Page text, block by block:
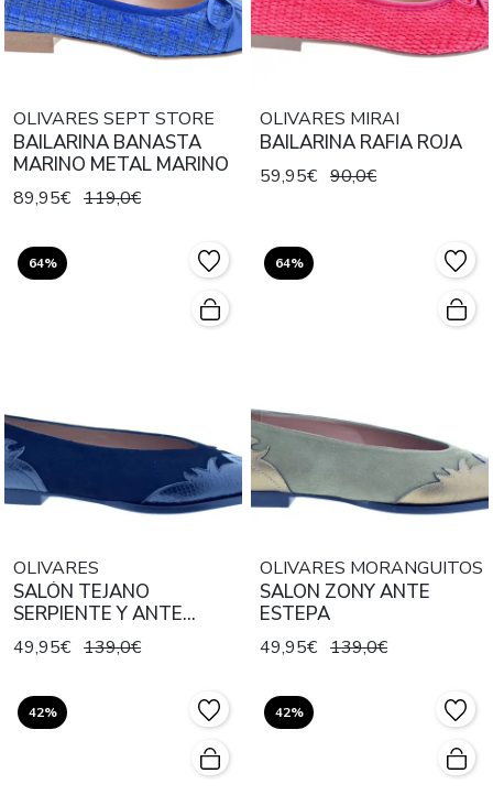
OLIVARES SEPT STORE
BAILARINA BANASTA
MARINO METAL MARINO
89,95€ 119,0€
OLIVARES MIRAI
BAILARINA RAFIA ROJA
59,95€ 90,0€
64%
OLIVARES
SALÓN TEJANO
SERPIENTE Y ANTE
NEGRO
49,95€ 139,0€
64%
OLIVARES MORANGUITOS
SALON ZONY ANTE
ESTEPA
49,95€ 139,0€
42% 42%